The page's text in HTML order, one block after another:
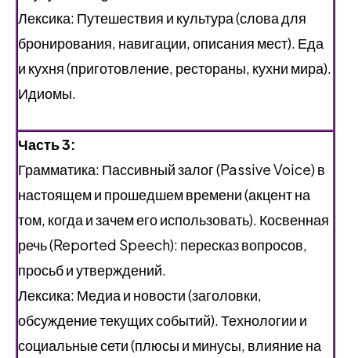
Лексика: Путешествия и культура (слова для
бронирования, навигации, описания мест). Еда
и кухня (приготовление, рестораны, кухни мира).
Идиомы.
Часть 3:
Грамматика: Пассивный залог (Passive Voice) в
настоящем и прошедшем времени (акцент на
том, когда и зачем его использовать). Косвенная
речь (Reported Speech): пересказ вопросов,
просьб и утверждений.
Лексика: Медиа и новости (заголовки,
обсуждение текущих событий). Технологии и
социальные сети (плюсы и минусы, влияние на